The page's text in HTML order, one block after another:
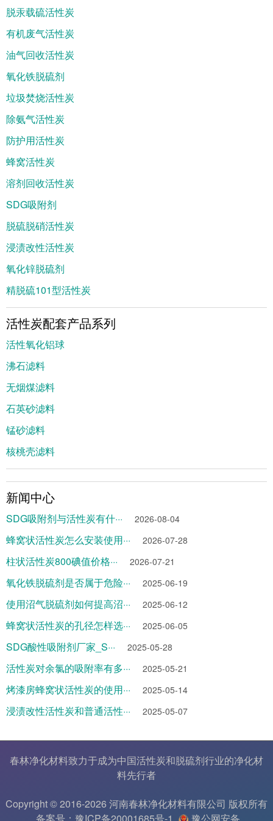
脱汞载硫活性炭
有机废气活性炭
油气回收活性炭
氧化铁脱硫剂
垃圾焚烧活性炭
除氨气活性炭
防护用活性炭
蜂窝活性炭
溶剂回收活性炭
SDG吸附剂
脱硫脱硝活性炭
浸渍改性活性炭
氧化锌脱硫剂
精脱硫101型活性炭
活性炭配套产品系列
活性氧化铝球
沸石滤料
无烟煤滤料
石英砂滤料
锰砂滤料
核桃壳滤料
新闻中心
SDG吸附剂与活性炭有什··· 2026-08-04
蜂窝状活性炭怎么安装使用··· 2026-07-28
柱状活性炭800碘值价格··· 2026-07-21
氧化铁脱硫剂是否属于危险··· 2025-06-19
使用沼气脱硫剂如何提高沼··· 2025-06-12
蜂窝状活性炭的孔径怎样选··· 2025-06-05
SDG酸性吸附剂厂家_S··· 2025-05-28
活性炭对余氯的吸附率有多··· 2025-05-21
烤漆房蜂窝状活性炭的使用··· 2025-05-14
浸渍改性活性炭和普通活性··· 2025-05-07
春林净化材料致力于成为中国活性炭和脱硫剂行业的净化材
料先行者
Copyright © 2016-2026 河南春林净化材料有限公司 版权所有